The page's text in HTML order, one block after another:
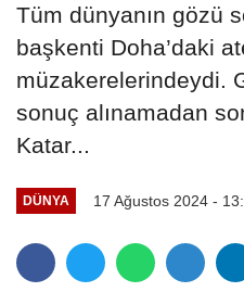
Tüm dünyanın gözü
başkenti Doha’daki
müzakerelerindeydi.
sonuç alınamadan
Katar...
DÜNYA 17 Ağustos 2024 -